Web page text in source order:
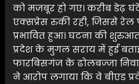
को मजबूर हो गए। करीब डेढ़
एक्सप्रेस रुकी रही, जिससे रेल
प्रभावित हुआ। घटना की शुरुआत
प्रदेश के मुगल सराय में हुई बताई
फारबिसगंज के ढोलबज्जा
ने आरोप लगाया कि वे बीएड